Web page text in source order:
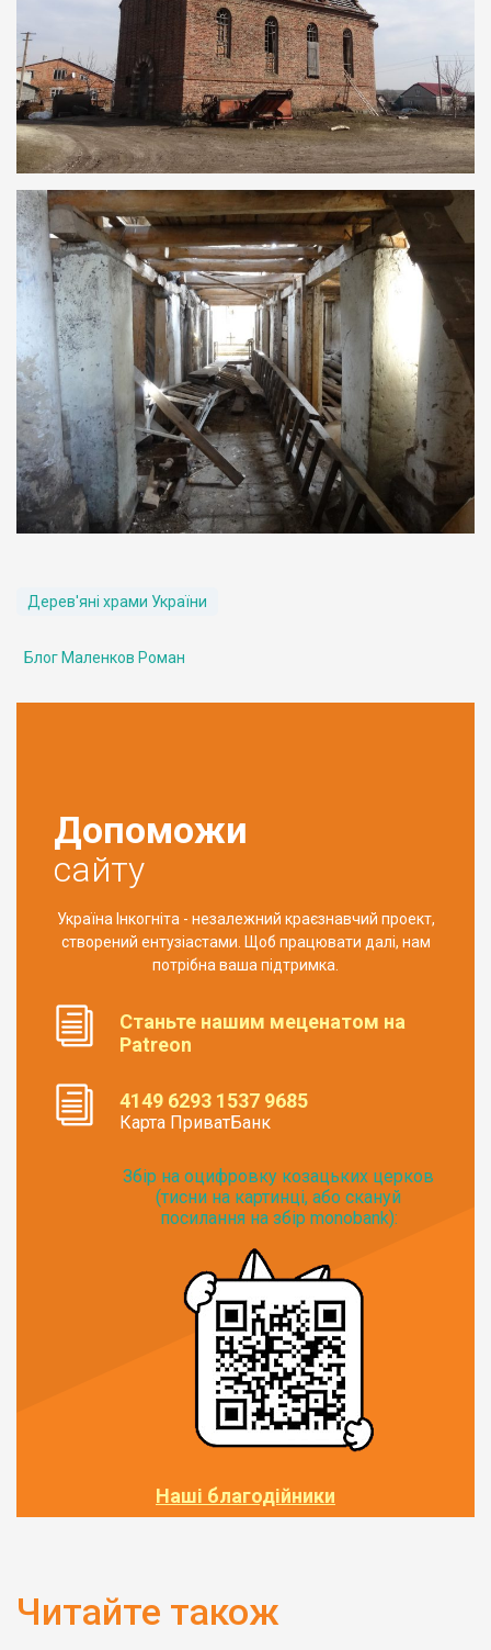
Дерев'яні храми України
Блог Маленков Роман
Допоможи
сайту
Україна Інкогніта - незалежний краєзнавчий проект,
створений ентузіастами. Щоб працювати далі, нам
потрібна ваша підтримка.
Станьте нашим меценатом на
Patreon
4149 6293 1537 9685
Карта ПриватБанк
Збір на оцифровку козацьких церков
(тисни на картинці, або скануй
посилання на збір monobank):
Наші благодійники
Читайте також